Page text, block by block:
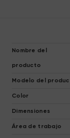
Nombre del
producto
Modelo del
Color
Dimensiones
Área de trabajo